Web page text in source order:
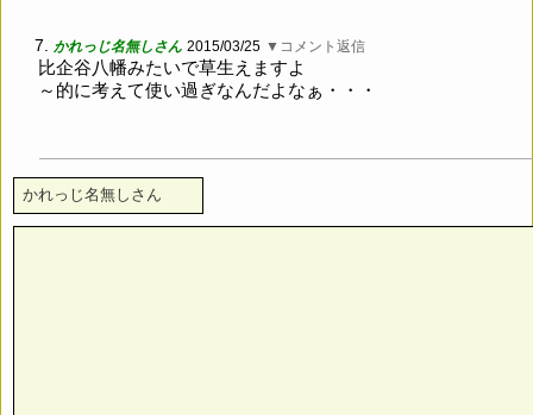
7. かれっじ名無しさん 2015/03/25 ▼コメント返信
比企谷八幡みたいで草生えますよ
～的に考えて使い過ぎなんだよなぁ・・・